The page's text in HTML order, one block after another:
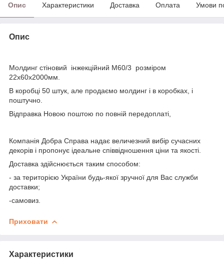
Опис Характеристики Доставка Оплата Умови
Опис
Молдинг стіновий інжекційний М60/3 розміром
22х60х2000мм.
В коробці 50 штук, але продаємо молдинг і в коробках, і
поштучно.
Відправка Новою поштою по повній передоплаті,
Компанія Добра Справа надає величезний вибір сучасних
декорів і пропонує ідеальне співвідношення ціни та якості.
Доставка здійснюється таким способом:
- за територією України будь-якої зручної для Вас служби
доставки;
-самовиз.
Приховати
Характеристики